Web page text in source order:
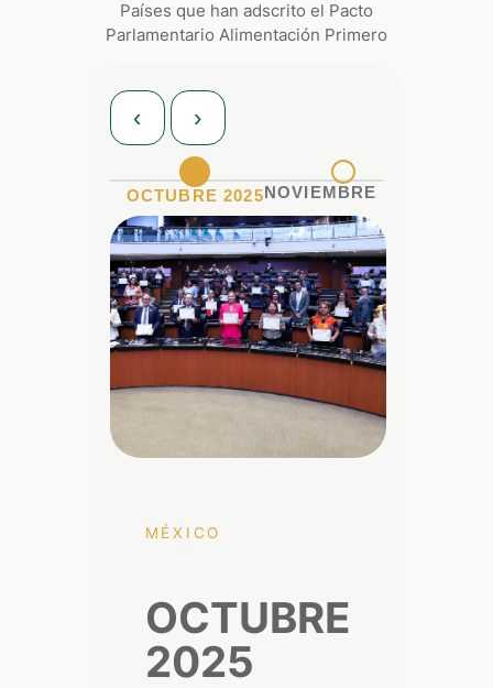
Países que han adscrito el Pacto
Parlamentario Alimentación Primero
‹ ›
OCTUBRE 2025 NOVIEMBRE 2025
MÉXICO
OCTUBRE
2025